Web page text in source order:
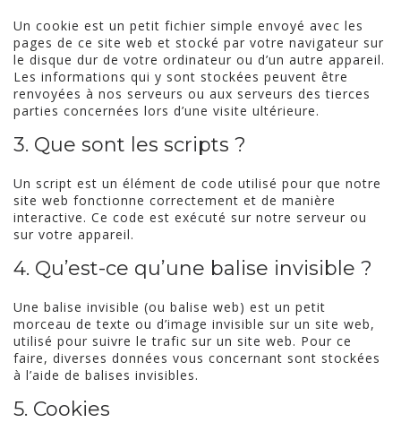
Un cookie est un petit fichier simple envoyé avec les
pages de ce site web et stocké par votre navigateur sur
le disque dur de votre ordinateur ou d’un autre appareil.
Les informations qui y sont stockées peuvent être
renvoyées à nos serveurs ou aux serveurs des tierces
parties concernées lors d’une visite ultérieure.
3. Que sont les scripts ?
Un script est un élément de code utilisé pour que notre
site web fonctionne correctement et de manière
interactive. Ce code est exécuté sur notre serveur ou
sur votre appareil.
4. Qu’est-ce qu’une balise invisible ?
Une balise invisible (ou balise web) est un petit
morceau de texte ou d’image invisible sur un site web,
utilisé pour suivre le trafic sur un site web. Pour ce
faire, diverses données vous concernant sont stockées
à l’aide de balises invisibles.
5. Cookies